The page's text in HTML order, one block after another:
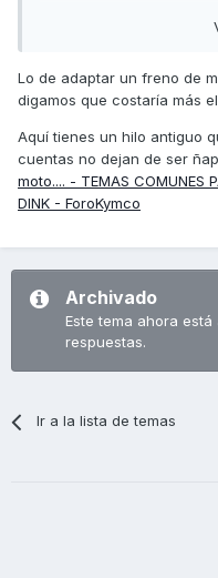
Lo de adaptar un freno de
digamos que costaría más
Aquí tienes un hilo antiguo
cuentas no dejan de ser
moto.... - TEMAS COMUNES
DINK - ForoKymco
Archivado
Este tema ahora
respuestas.
Ir a la lista de temas